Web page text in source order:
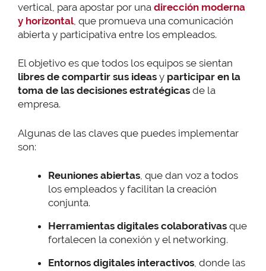
vertical, para apostar por una dirección moderna
y horizontal, que promueva una comunicación
abierta y participativa entre los empleados.
El objetivo es que todos los equipos se sientan
libres de compartir sus ideas y participar en la
toma de las decisiones estratégicas de la
empresa.
Algunas de las claves que puedes implementar
son:
Reuniones abiertas, que dan voz a todos
los empleados y facilitan la creación
conjunta.
Herramientas digitales colaborativas que
fortalecen la conexión y el networking.
Entornos digitales interactivos, donde las